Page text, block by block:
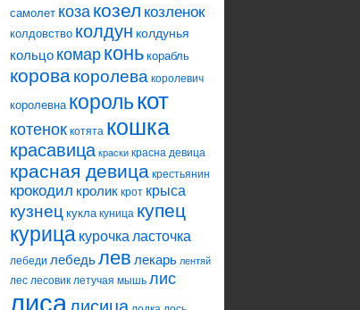
самолет козакозел козленок
колдовство колдун колдунья
кольцо комар конь корабль
коровакоролева королевич
королевна королькот
котенок котята кошка
красавица краски красна девица
красная девица крестьянин
крокодил кролик крот крыса
кузнец кукла куница купец
курица курочка ласточка
лебеди лебедьлев лекарь лентяй
лес лесовик летучая мышь лис
лиса